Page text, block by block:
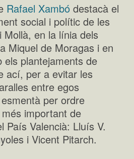
Rafael Xambó destacà el
social i polític de les
Mollà, en la línia dels
Miquel de Moragas i en
els plantejaments de
ací, per a evitar les
entre egos
per ordre
important de
País Valencià: Lluís V.
i Vicent Pitarch.